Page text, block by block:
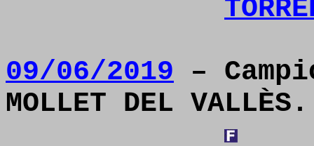
09/06/2019 –
MOLLET DEL VALLÈS.